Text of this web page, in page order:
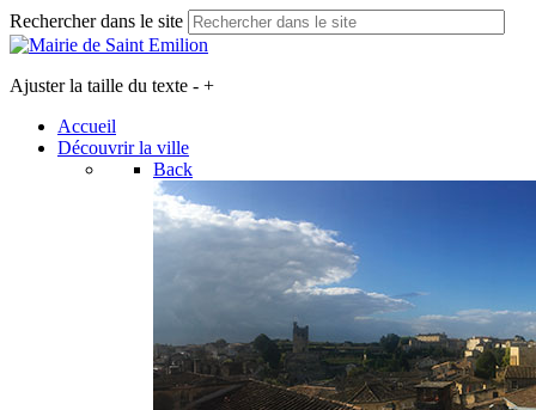
Rechercher dans le site
Ajuster la taille du texte - +
Accueil
Découvrir la ville
Back